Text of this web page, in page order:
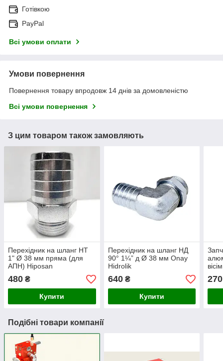
Готівкою
PayPal
Всі умови оплати
Умови повернення
Повернення товару впродовж 14 днів за домовленістю
Всі умови повернення
З цим товаром також замовляють
Перехідник на шланг НТ
1" Ø 38 мм пряма (для
АПН) Hiposan
480 ₴
Купити
Перехідник на шланг НД
90° 1¼” д Ø 38 мм Onay
Hidrolik
640₴
Купити
270
Подібні товари компанії